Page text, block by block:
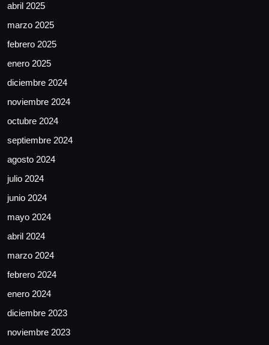
abril 2025
marzo 2025
febrero 2025
enero 2025
diciembre 2024
noviembre 2024
octubre 2024
septiembre 2024
agosto 2024
julio 2024
junio 2024
mayo 2024
abril 2024
marzo 2024
febrero 2024
enero 2024
diciembre 2023
noviembre 2023